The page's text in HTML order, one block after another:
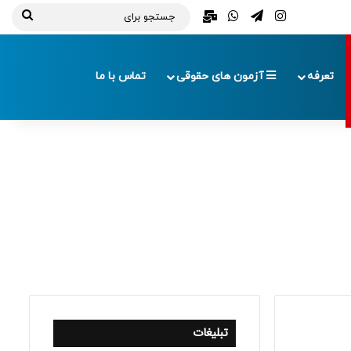
اینستاگرام
تلگرامواتس آپ
ایمیل
تعرفه آزمون های حقوقی تماس با ما
تبلیغات